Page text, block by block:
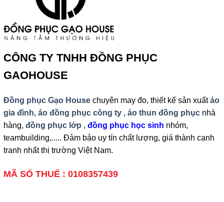
CÔNG TY TNHH ĐỒNG PHỤC
GAOHOUSE
Đồng phục Gạo Housechuyên may đo, thiết kế sản xuấtáo
gia đình, áo đồng phục công ty, áo thun đồng phụcnhà
hàng, đồng phục lớp , đồng phục học sinh nhóm,
teambuilding,..... Đảm bảo uy tín chất lượng, giá thành cạnh
tranh nhất thị trường Việt Nam.
MÃ SỐ THUẾ : 0108357439